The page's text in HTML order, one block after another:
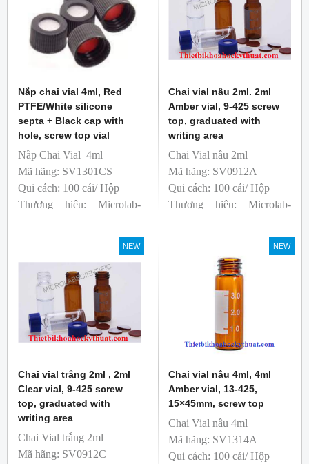
Sản xuất: Trung Quốc
Nắp chai vial 4ml, Red
PTFE/White silicone
septa + Black cap with
hole, screw top vial
Nắp Chai Vial 4ml
Mã hãng: SV1301CS
Qui cách: 100 cái/ Hộp
Thương hiệu: Microlab-
T&T phân phối độc quyền
Chai vial nâu 2ml. 2ml
Amber vial, 9-425 screw
top, graduated with
writing area
Chai Vial nâu 2ml
Mã hãng: SV0912A
Qui cách: 100 cái/ Hộp
Thương hiệu: Microlab-
T&T phân phối độc quyền
NEW
Chai vial trắng 2ml , 2ml
Clear vial, 9-425 screw
top, graduated with
writing area
Chai Vial trắng 2ml
Mã hãng: SV0912C
NEW
Chai vial nâu 4ml, 4ml
Amber vial, 13-425,
15×45mm, screw top
Chai Vial nâu 4ml
Mã hãng: SV1314A
Qui cách: 100 cái/ Hộp